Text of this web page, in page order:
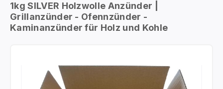
1kg SILVER Holzwolle Anzünder |
Grillanzünder - Ofennzünder -
Kaminanzünder für Holz und Kohle
Bildergalerie überspringen